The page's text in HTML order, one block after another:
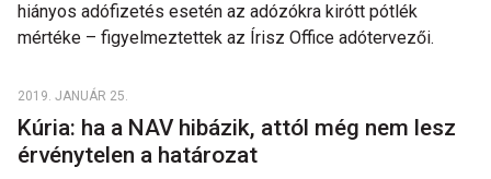
hiányos adófizetés esetén az adózókra kirótt pótlék
mértéke – figyelmeztettek az Írisz Office adótervezői.
2019. JANUÁR 25.
Kúria: ha a NAV hibázik, attól még nem lesz
érvénytelen a határozat